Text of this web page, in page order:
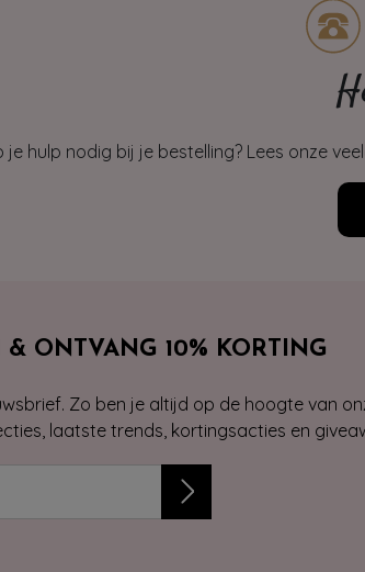
je hulp nodig bij je bestelling? Lees onze
ONTVANG 10% KORTING
Zo ben je altijd op de hoogte van
laatste trends, kortingsacties en